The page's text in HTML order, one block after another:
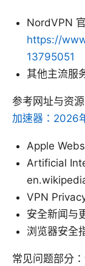
NordVPN
https://
13795051
其他主流服
参考网址与资
加速器：2026
Apple
Artificial
VPN
安全新闻与
浏览器安全
常见问题部分